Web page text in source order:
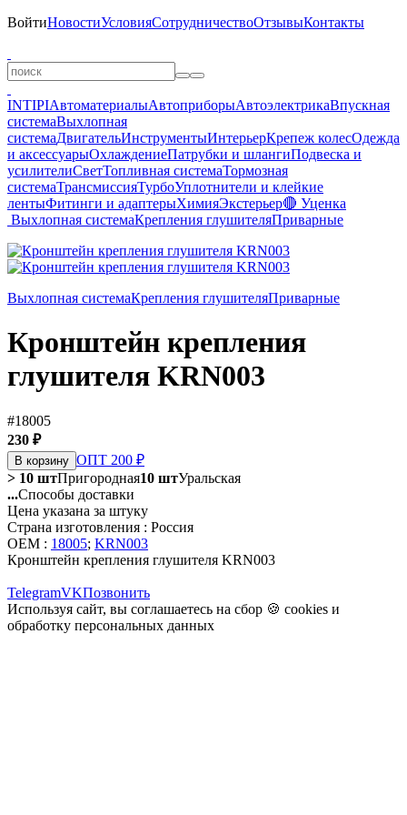
ВойтиНовостиУсловияСотрудничествоОтзывыКонтакты
INTIPIАвтоматериалыАвтоприборыАвтоэлектрикаВпускная
системаВыхлопная
системаДвигательИнструментыИнтерьерКрепеж колесОдежда
и аксессуарыОхлаждениеПатрубки и шлангиПодвеска и
усилителиСветТопливная системаТормозная
системаТрансмиссияТурбоУплотнители и клейкие
лентыФитинги и адаптерыХимияЭкстерьер🔴 Уценка
Выхлопная системаКрепления глушителяПриварные
Выхлопная системаКрепления глушителяПриварные
Кронштейн крепления
глушителя KRN003
#18005
230 ₽
В корзину ОПТ 200 ₽
> 10 штПригородная10 штУральская
...Способы доставки
Цена указана за штуку
Страна изготовления : Россия
OEM : 18005; KRN003
Кронштейн крепления глушителя KRN003
TelegramVKПозвонить
Используя сайт, вы соглашаетесь на сбор 🍪 cookies и
обработку персональных данных